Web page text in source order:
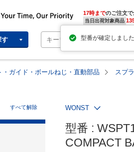
17時までのご注文で
当日出荷対象商品
す
・ガイド・ボールねじ・直動部品
スプ
すべて解除 WONST
型番 :
COMPACT